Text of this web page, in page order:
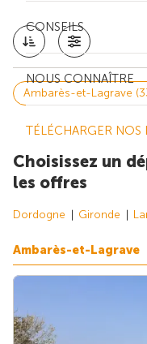
CONSEILS
NOUS CONNAÎTRE
TÉLÉCHARGER NOS
Ambarès-et-Lagrave
Choisissez un
les offres
Dordogne Gironde
Ambarès-et-Lagrave